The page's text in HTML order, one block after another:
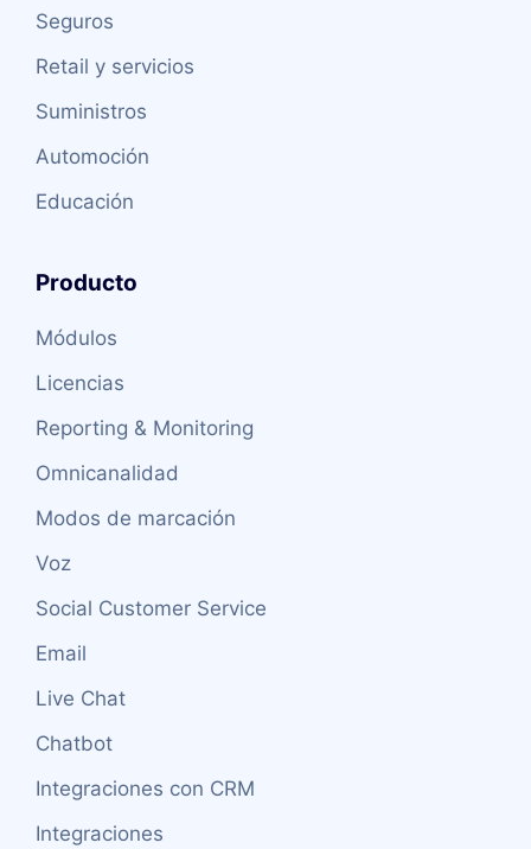
Seguros
Retail y servicios
Suministros
Automoción
Educación
Producto
Módulos
Licencias
Reporting & Monitoring
Omnicanalidad
Modos de marcación
Voz
Social Customer Service
Email
Live Chat
Chatbot
Integraciones con CRM
Integraciones